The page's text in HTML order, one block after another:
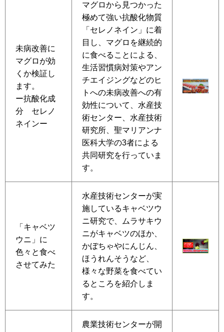
未病改善に
マグロが効
くか検証し
ます。
ー抗酸化成
分 セレノ
ネインー
マグロから見つかった
極めて強い抗酸化物質
「セレノネイン」に着
目し、マグロを継続的
に食べることによる、
生活習慣病対策やアン
チエイジングなどのヒ
トへの未病改善への有
効性について、水産技
術センター、水産技術
研究所、聖マリアンナ
医科大学の3者による
共同研究を行っていま
す。
「キャベツ
ウニ」に
色々と食べ
させてみた
水産技術センターが実
施しているキャベツウ
ニ研究で、ムラサキウ
ニがキャベツのほか、
かぼちゃやにんじん、
ほうれんそうなど、
様々な野菜を食べてい
るところを紹介しま
す。
農業技術センターが開